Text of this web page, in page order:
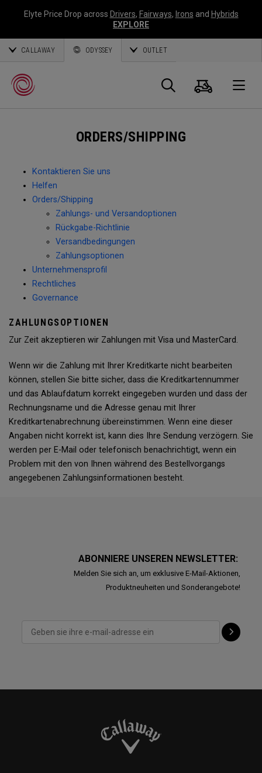
Elyte Price Drop across Drivers, Fairways, Irons and Hybrids
EXPLORE
CALLAWAY ODYSSEY OUTLET
Suche
ORDERS/SHIPPING
Kontaktieren Sie uns
Helfen
Orders/Shipping
Zahlungs- und Versandoptionen
Rückgabe-Richtlinie
Versandbedingungen
Zahlungsoptionen
Unternehmensprofil
Rechtliches
Governance
ZAHLUNGSOPTIONEN
Zur Zeit akzeptieren wir Zahlungen mit Visa und MasterCard.
Wenn wir die Zahlung mit Ihrer Kreditkarte nicht bearbeiten
können, stellen Sie bitte sicher, dass die Kreditkartennummer
und das Ablaufdatum korrekt eingegeben wurden und dass der
Rechnungsname und die Adresse genau mit Ihrer
Kreditkartenabrechnung übereinstimmen. Wenn eine dieser
Angaben nicht korrekt ist, kann dies Ihre Sendung verzögern. Sie
werden per E-Mail oder telefonisch benachrichtigt, wenn ein
Problem mit den von Ihnen während des Bestellvorgangs
angegebenen Zahlungsinformationen besteht.
ABONNIERE UNSEREN NEWSLETTER:
Melden Sie sich an, um exklusive E-Mail-Aktionen,
Produktneuheiten und Sonderangebote!